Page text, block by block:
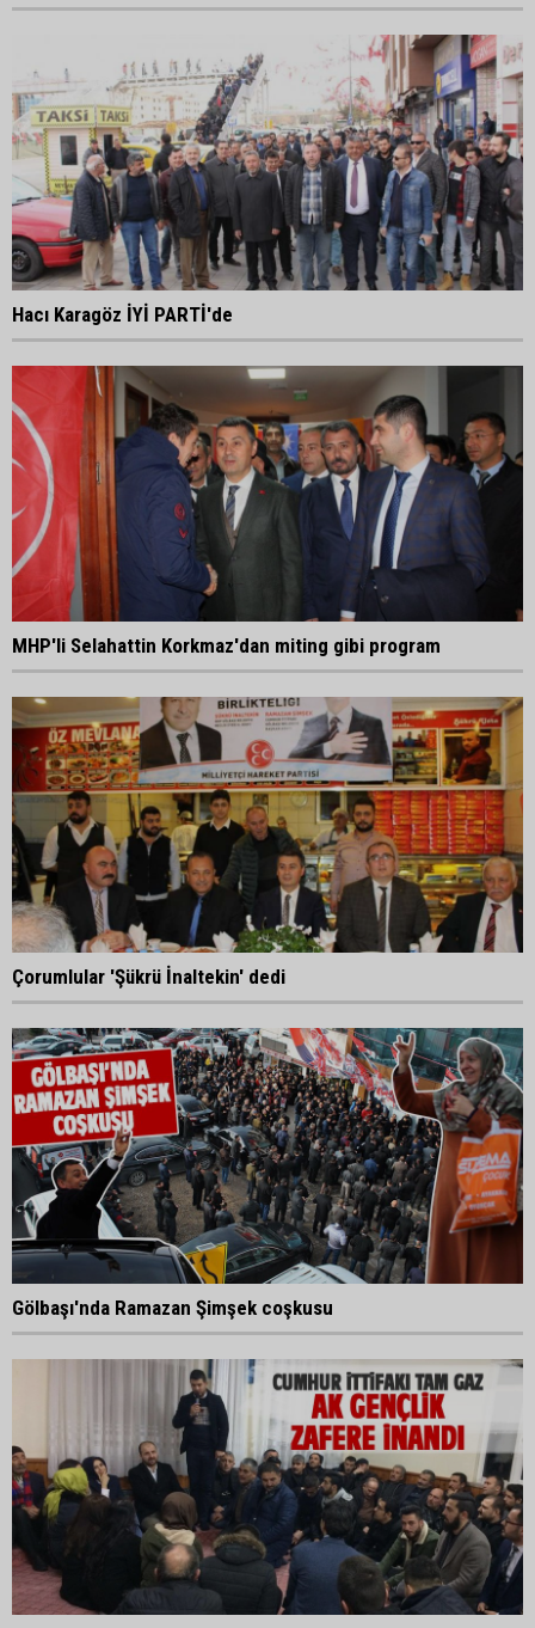
Hacı Karagöz İYİ PARTİ'de
MHP'li Selahattin Korkmaz'dan miting gibi program
Çorumlular 'Şükrü İnaltekin' dedi
Gölbaşı'nda Ramazan Şimşek coşkusu